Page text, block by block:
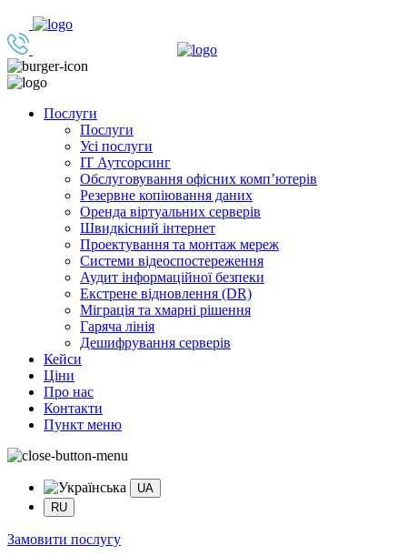
Послуги
Послуги
Усі послуги
IT Аутсорсинг
Обслуговування офісних комп’ютерів
Резервне копіювання даних
Оренда віртуальних серверів
Швидкісний інтернет
Проектування та монтаж мереж
Системи відеоспостереження
Аудит інформаційної безпеки
Екстрене відновлення (DR)
Міграція та хмарні рішення
Гаряча лінія
Дешифрування серверів
Кейси
Ціни
Про нас
Контакти
Пункт меню
UA
RU
Замовити послугу